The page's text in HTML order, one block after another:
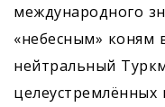
международного
«небесным» коням
нейтральный
целеустремлённых